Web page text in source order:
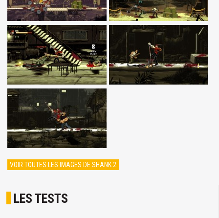
VOIR TOUTES LES IMAGES DE SHANK 2
LES TESTS